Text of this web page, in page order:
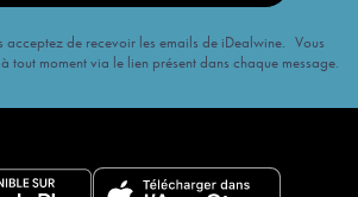
acceptez de recevoir les emails de iDealwine. Vous
tout moment via le lien présent dans chaque message.